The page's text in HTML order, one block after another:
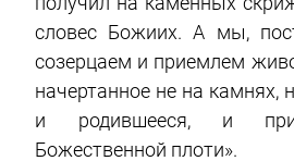
словес Божиих. А мы,
созерцаем и приемлем
начертанное не на камнях,
и родившееся, и
Божественной плоти».